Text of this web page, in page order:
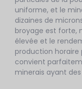
uniforme, et le
dizaines de
broyage est forte,
élevée et le
production horaire
convient
minerais ayant